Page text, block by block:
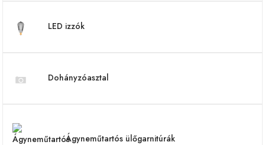
LED izzók
Dohányzóasztal
Ágyneműtartós ülőgarnitúrák